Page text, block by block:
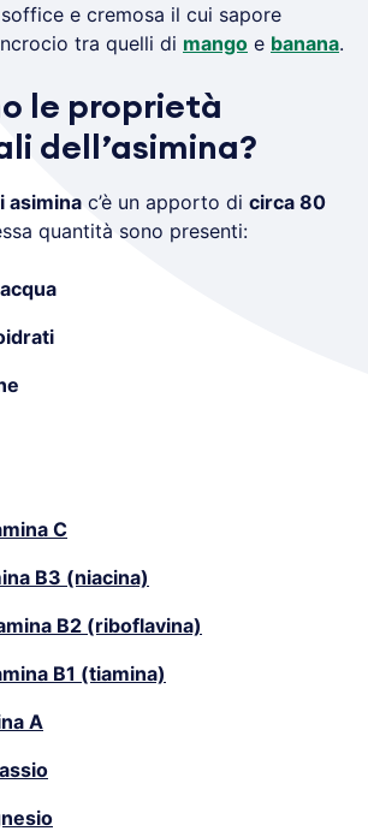
e cremosa il cui sapore
tra quelli di mango e banana.
le proprietà
dell’asimina?
asimina c’è un apporto di circa 80
quantità sono presenti:
acqua
C
B3 (niacina)
B2 (riboflavina)
B1 (tiamina)
A